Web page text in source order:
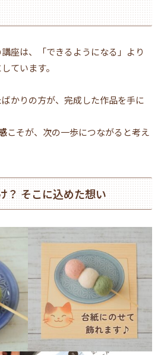
座は、「できるようになる」より
ています。
かりの方が、完成した作品を手に
こそが、次の一歩につながると考え
？ そこに込めた想い